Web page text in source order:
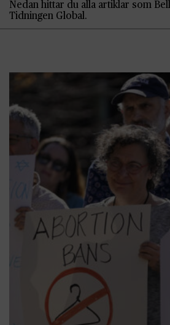
Nedan hittar du alla artiklar som
Tidningen Global.